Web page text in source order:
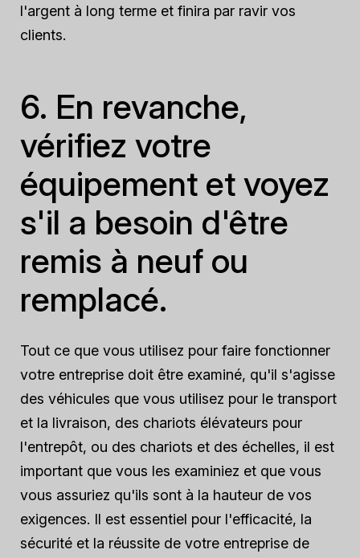
l'argent à long terme et finira par ravir vos
clients.
6. En revanche,
vérifiez votre
équipement et voyez
s'il a besoin d'être
remis à neuf ou
remplacé.
Tout ce que vous utilisez pour faire fonctionner
votre entreprise doit être examiné, qu'il s'agisse
des véhicules que vous utilisez pour le transport
et la livraison, des chariots élévateurs pour
l'entrepôt, ou des chariots et des échelles, il est
important que vous les examiniez et que vous
vous assuriez qu'ils sont à la hauteur de vos
exigences. Il est essentiel pour l'efficacité, la
sécurité et la réussite de votre entreprise de